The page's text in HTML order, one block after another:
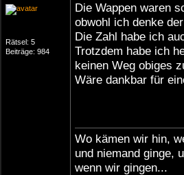
Rätsel: 5
Beiträge: 984
Die Wappen waren
obwohl ich denke
Die Zahl habe ich
Trotzdem habe ich
keinen Weg obiges
Wäre dankbar für
Wo kämen wir hin,
und niemand ginge,
wenn wir gingen...